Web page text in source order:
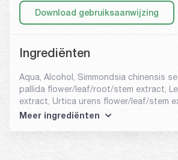
Download gebruiksaanwijzing
Ingrediënten
Aqua, Alcohol, Simmondsia chinensis
pallida flower/leaf/root/stem extract,
extract, Urtica urens flower/leaf/stem
virginiana leaf/twig water, Carbomer,
Meer ingrediënten